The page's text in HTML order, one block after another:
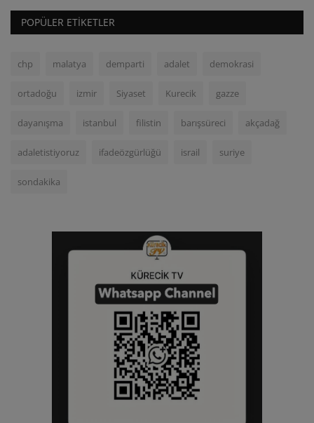
POPÜLER ETIKETLER
chp malatya demparti adalet demokrasi
ortadoğu izmir Siyaset Kurecik gazze
dayanışma istanbul filistin barışsüreci akçadağ
adaletistiyoruz ifadeözgürlüğü israil suriye
sondakika